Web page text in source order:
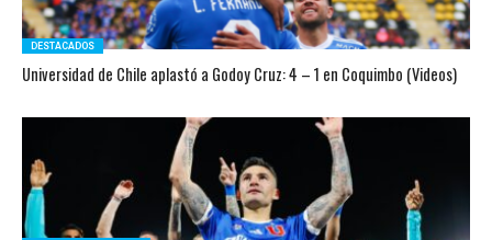
DESTACADOS
Universidad de Chile aplastó a Godoy Cruz: 4 – 1 en Coquimbo (Videos)